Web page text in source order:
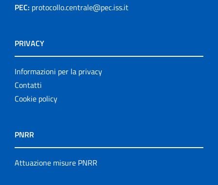
PEC: protocollo.centrale@pec.iss.it
PRIVACY
Informazioni per la privacy
Contatti
Cookie policy
PNRR
Attuazione misure PNRR